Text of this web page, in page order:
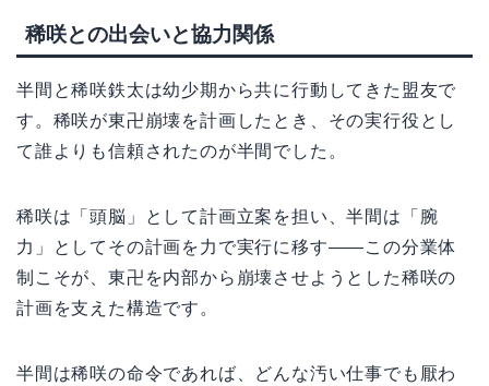
稀咲との出会いと協力関係
半間と稀咲鉄太は幼少期から共に行動してきた盟友で
す。稀咲が東卍崩壊を計画したとき、その実行役とし
て誰よりも信頼されたのが半間でした。
稀咲は「頭脳」として計画立案を担い、半間は「腕
力」としてその計画を力で実行に移す——この分業体
制こそが、東卍を内部から崩壊させようとした稀咲の
計画を支えた構造です。
半間は稀咲の命令であれば、どんな汚い仕事でも厭わ